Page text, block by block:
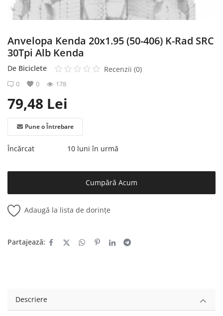
Anvelopa Kenda 20x1.95 (50-406) K-Rad SRC
30Tpi Alb Kenda
De Biciclete Recenzii (0)
0 0 178
79,48 Lei
Pune o Întrebare
Încărcat 10 luni în urmă
Cumpără Acum
Adaugă la lista de dorințe
Partajează:
Descriere